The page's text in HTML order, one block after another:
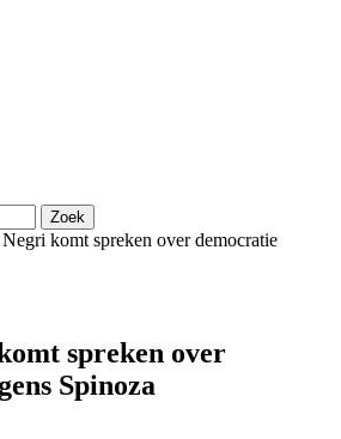
komt spreken over democratie
spreken over
Spinoza